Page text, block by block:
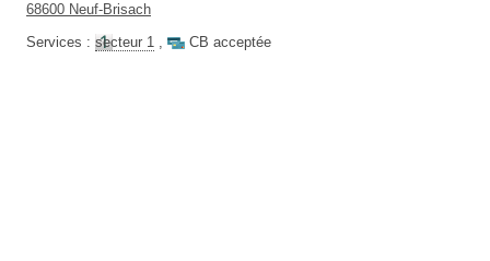
68600 Neuf-Brisach
Services : secteur 1 , CB acceptée